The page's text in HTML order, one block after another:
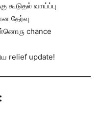
கூடுதல் வாய்ப்பு
தேர்வு
chance
relief update!